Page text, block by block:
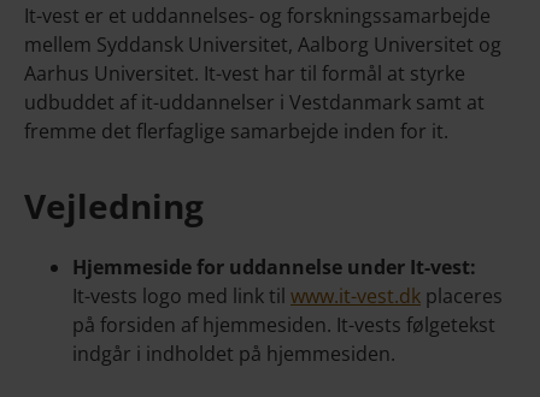
It-vest er et uddannelses- og forskningssamarbejde
mellem Syddansk Universitet, Aalborg Universitet og
Aarhus Universitet. It-vest har til formål at styrke
udbuddet af it-uddannelser i Vestdanmark samt at
fremme det flerfaglige samarbejde inden for it.
Vejledning
Hjemmeside for uddannelse under It-vest:
It-vests logo med link til www.it-vest.dk placeres
på forsiden af hjemmesiden. It-vests følgetekst
indgår i indholdet på hjemmesiden.